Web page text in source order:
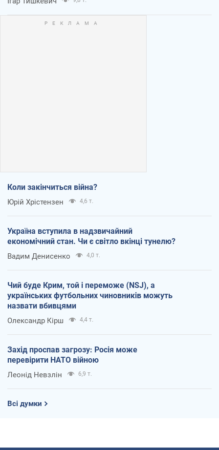
Коли закінчиться війна?
Юрій Хрістензен 4,6 т.
Україна вступила в надзвичайний
економічний стан. Чи є світло вкінці тунелю?
Вадим Денисенко 4,0 т.
Чий буде Крим, той і переможе (NSJ), а
українських футбольних чиновників можуть
назвати вбивцями
Олександр Кірш 4,4 т.
Захід проспав загрозу: Росія може
перевірити НАТО війною
Леонід Невзлін 6,9 т.
Всі думки